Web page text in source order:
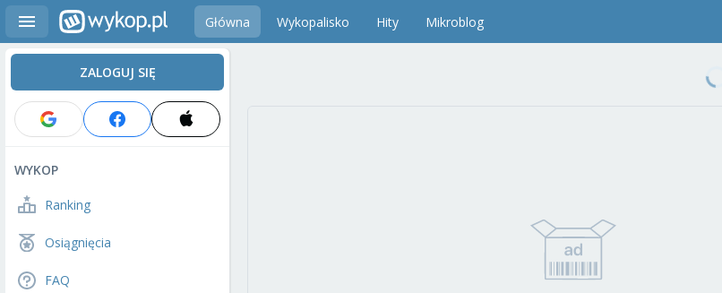
Główna Wykopalisko Hity Mikroblog
ZALOGUJ SIĘ
WYKOP
Ranking
Osiągnięcia
FAQ